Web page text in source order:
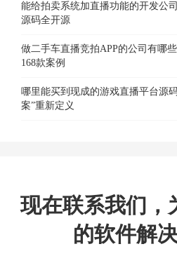
能给拍卖系统加直播功能的开发公
源码全开源
做二手车直播竞拍APP的公司有哪
168款案例
哪里能买到现成的游戏直播平台源
案”重新定义
现在联系我们，
的软件解